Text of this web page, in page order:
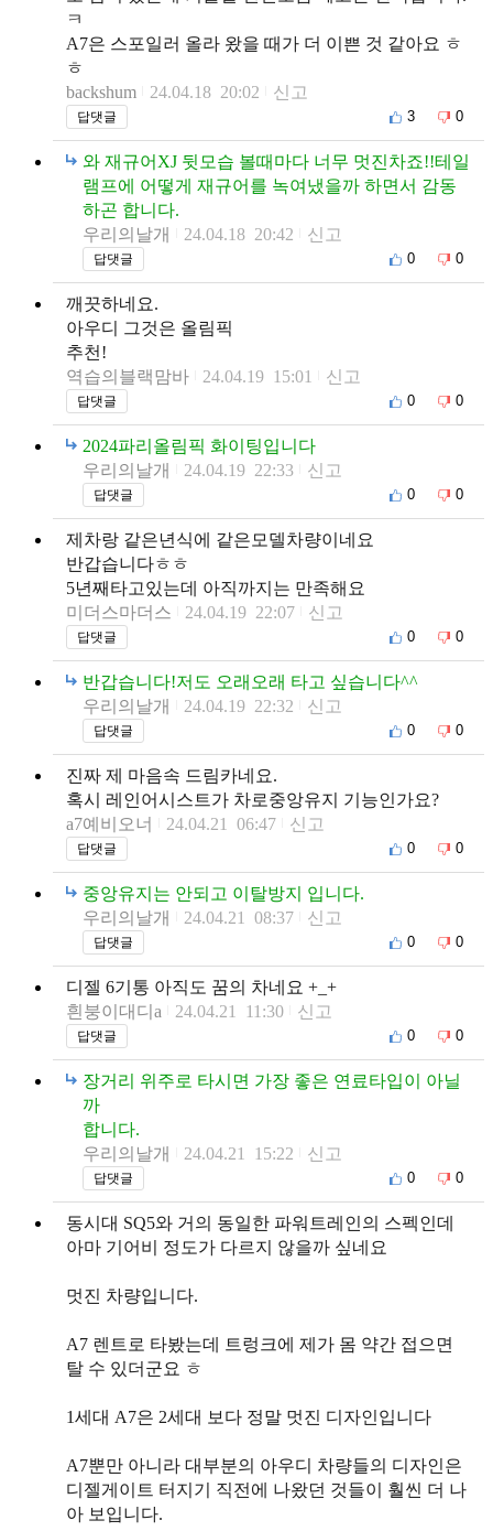
ㅋ
A7은 스포일러 올라 왔을 때가 더 이쁜 것 같아요 ㅎ
ㅎ
backshum
24.04.18 20:02 신고
답댓글 3 0
와 재규어XJ 뒷모습 볼때마다 너무 멋진차죠!!테일
램프에 어떻게 재규어를 녹여냈을까 하면서 감동
하곤 합니다.
우리의날개
24.04.18 20:42 신고
답댓글 0 0
깨끗하네요.
아우디 그것은 올림픽
추천!
역습의블랙맘바
24.04.19 15:01 신고
답댓글 0 0
2024파리올림픽 화이팅입니다
우리의날개
24.04.19 22:33 신고
답댓글 0 0
제차랑 같은년식에 같은모델차량이네요
반갑습니다ㅎㅎ
5년째타고있는데 아직까지는 만족해요
미더스마더스
24.04.19 22:07 신고
답댓글 0 0
반갑습니다!저도 오래오래 타고 싶습니다^^
우리의날개
24.04.19 22:32 신고
답댓글 0 0
진짜 제 마음속 드림카네요.
혹시 레인어시스트가 차로중앙유지 기능인가요?
a7예비오너
24.04.21 06:47 신고
답댓글 0 0
중앙유지는 안되고 이탈방지 입니다.
우리의날개
24.04.21 08:37 신고
답댓글 0 0
디젤 6기통 아직도 꿈의 차네요 +_+
흰붕이대디a
24.04.21 11:30 신고
답댓글 0 0
장거리 위주로 타시면 가장 좋은 연료타입이 아닐
까
합니다.
우리의날개
24.04.21 15:22 신고
답댓글 0 0
동시대 SQ5와 거의 동일한 파워트레인의 스펙인데
아마 기어비 정도가 다르지 않을까 싶네요
멋진 차량입니다.
A7 렌트로 타봤는데 트렁크에 제가 몸 약간 접으면
탈 수 있더군요 ㅎ
1세대 A7은 2세대 보다 정말 멋진 디자인입니다
A7뿐만 아니라 대부분의 아우디 차량들의 디자인은
디젤게이트 터지기 직전에 나왔던 것들이 훨씬 더 나
아 보입니다.